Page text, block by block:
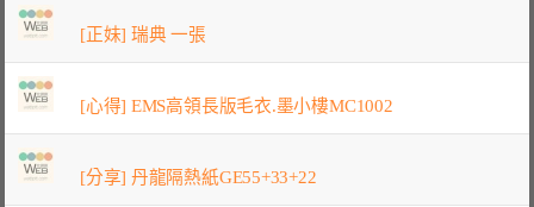
[正妹] 瑞典 一張
[心得] EMS高領長版毛衣.墨小樓MC1002
[分享] 丹龍隔熱紙GE55+33+22